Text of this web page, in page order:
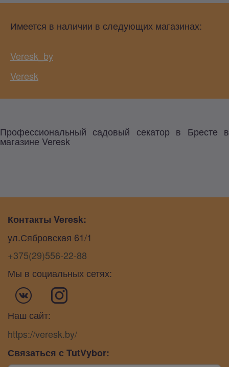
Имеется в наличии в следующих магазинах:
Veresk_by
Veresk
Профессиональный садовый секатор в Бресте в
магазине Veresk
Контакты Veresk:
ул.Сябровская 61/1
+375(29)556-22-88
Мы в социальных сетях:
Наш сайт:
https://veresk.by/
Связаться с TutVybor: